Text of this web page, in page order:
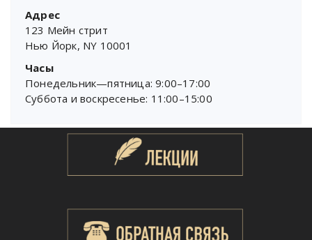
Адрес
123 Мейн стрит
Нью Йорк, NY 10001
Часы
Понедельник—пятница: 9:00–17:00
Суббота и воскресенье: 11:00–15:00